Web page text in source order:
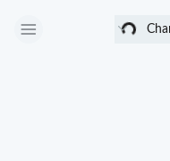
Chargement...